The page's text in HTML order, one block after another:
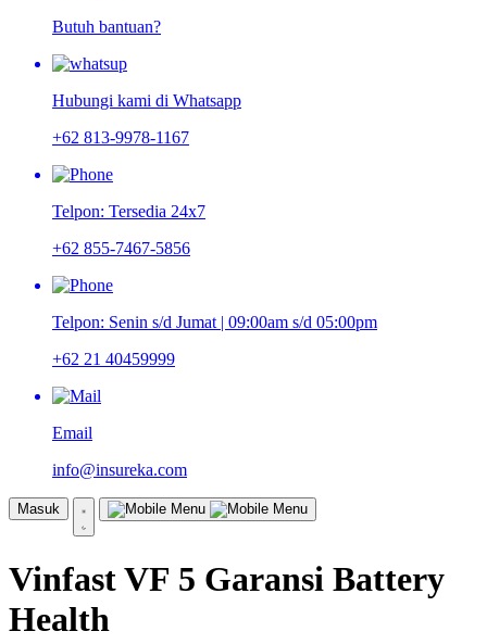
Butuh bantuan?
Hubungi kami di Whatsapp
+62 813-9978-1167
Telpon: Tersedia 24x7
+62 855-7467-5856
Telpon: Senin s/d Jumat | 09:00am s/d 05:00pm
+62 21 40459999
Email
info@insureka.com
Masuk
Vinfast VF 5 Garansi Battery
Health